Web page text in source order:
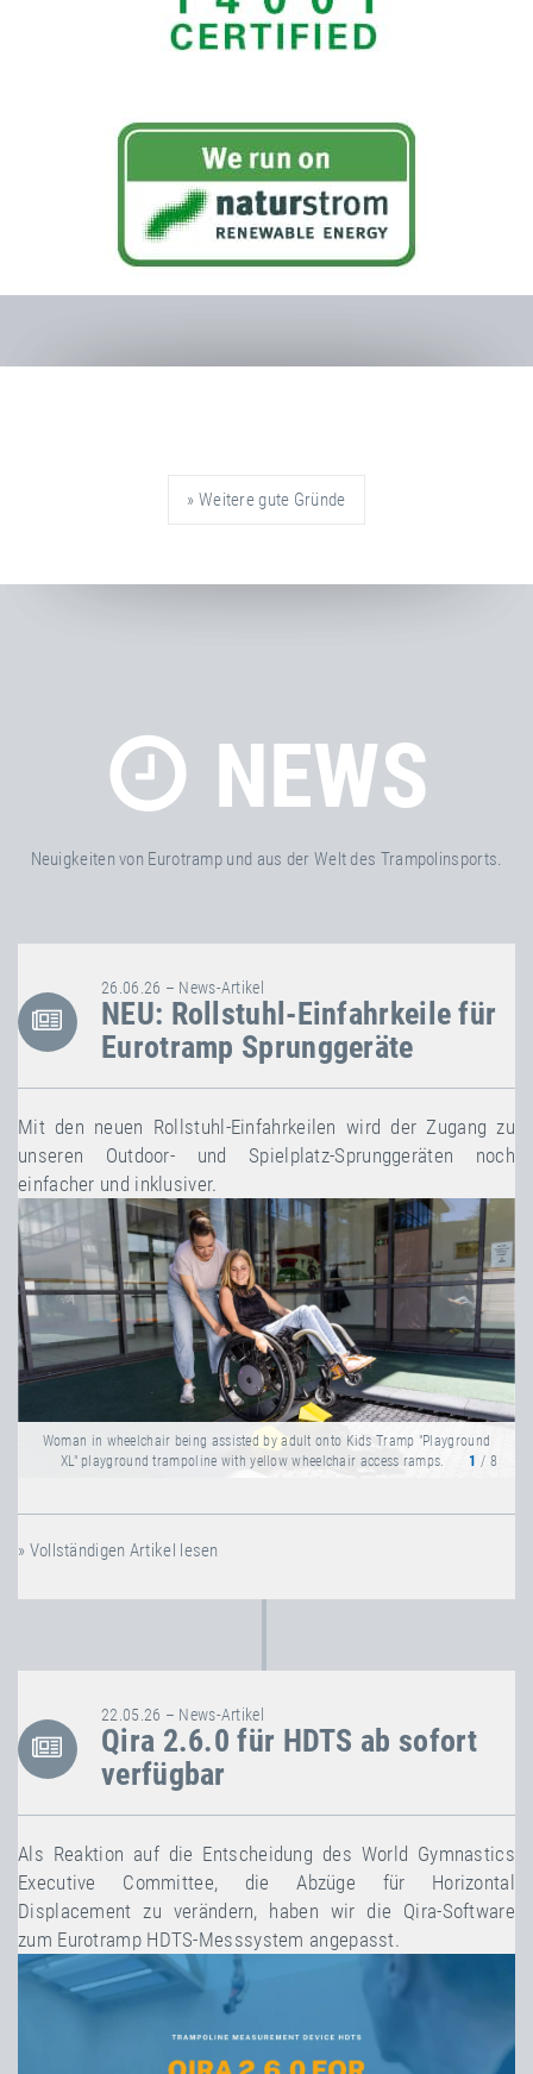
» Weitere gute Gründe
NEWS
Neuigkeiten von Eurotramp und aus der Welt des Trampolinsports.
26.06.26 – News-Artikel
NEU: Rollstuhl-Einfahrkeile für
Eurotramp Sprunggeräte
Mit den neuen Rollstuhl-Einfahrkeilen wird der Zugang zu
unseren Outdoor- und Spielplatz-Sprunggeräten noch
einfacher und inklusiver.
Woman in wheelchair being assisted by adult onto Kids Tramp "Playground
XL" playground trampoline with yellow wheelchair access ramps.
1 / 8
» Vollständigen Artikel lesen
22.05.26 – News-Artikel
Qira 2.6.0 für HDTS ab sofort
verfügbar
Als Reaktion auf die Entscheidung des World Gymnastics
Executive Committee, die Abzüge für Horizontal
Displacement zu verändern, haben wir die Qira-Software
zum Eurotramp HDTS-Messsystem angepasst.